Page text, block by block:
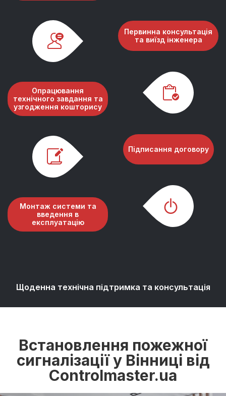
Опрацювання
технічного завдання та
узгодження кошторису
Монтаж системи та
введення в
експлуатацію
Первинна консультація
та виїзд інженера
Підписання договору
Щоденна технічна підтримка та консультація
Встановлення пожежної
сигналізації у Вінниці від
Controlmaster.ua